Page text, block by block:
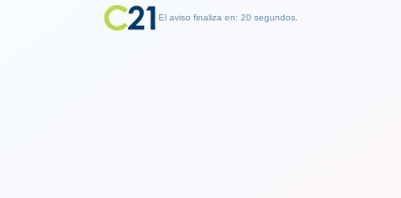
El aviso finaliza en: 19 segundos.